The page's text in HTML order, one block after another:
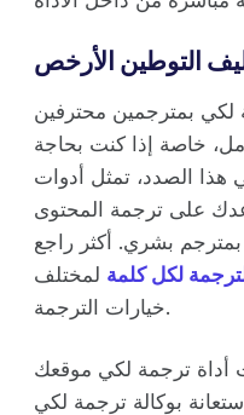
التوطين الأرخص
لكي بمترجمين محترفين
خاصة إذا كنت بحاجة
الصدد، تمثل أدوات
على ترجمة المحتوى
بشري. أكثر راجع
لكل كلمة لمختلف
خيارات الترجمة.
ترجمة لكي موقعك
بوكالة ترجمة لكي